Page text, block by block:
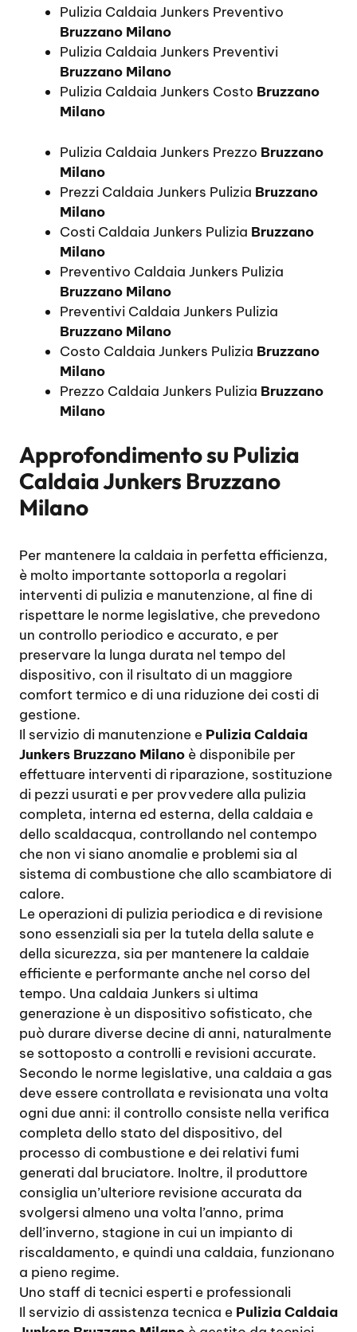
Pulizia Caldaia Junkers Preventivo
Bruzzano Milano
Pulizia Caldaia Junkers Preventivi
Bruzzano Milano
Pulizia Caldaia Junkers Costo Bruzzano
Milano
Pulizia Caldaia Junkers Prezzo Bruzzano
Milano
Prezzi Caldaia Junkers Pulizia Bruzzano
Milano
Costi Caldaia Junkers Pulizia Bruzzano
Milano
Preventivo Caldaia Junkers Pulizia
Bruzzano Milano
Preventivi Caldaia Junkers Pulizia
Bruzzano Milano
Costo Caldaia Junkers Pulizia Bruzzano
Milano
Prezzo Caldaia Junkers Pulizia Bruzzano
Milano
Approfondimento su Pulizia
Caldaia Junkers Bruzzano
Milano
Per mantenere la caldaia in perfetta efficienza,
è molto importante sottoporla a regolari
interventi di pulizia e manutenzione, al fine di
rispettare le norme legislative, che prevedono
un controllo periodico e accurato, e per
preservare la lunga durata nel tempo del
dispositivo, con il risultato di un maggiore
comfort termico e di una riduzione dei costi di
gestione.
Il servizio di manutenzione e Pulizia Caldaia
Junkers Bruzzano Milano è disponibile per
effettuare interventi di riparazione, sostituzione
di pezzi usurati e per provvedere alla pulizia
completa, interna ed esterna, della caldaia e
dello scaldacqua, controllando nel contempo
che non vi siano anomalie e problemi sia al
sistema di combustione che allo scambiatore di
calore.
Le operazioni di pulizia periodica e di revisione
sono essenziali sia per la tutela della salute e
della sicurezza, sia per mantenere la caldaie
efficiente e performante anche nel corso del
tempo. Una caldaia Junkers si ultima
generazione è un dispositivo sofisticato, che
può durare diverse decine di anni, naturalmente
se sottoposto a controlli e revisioni accurate.
Secondo le norme legislative, una caldaia a gas
deve essere controllata e revisionata una volta
ogni due anni: il controllo consiste nella verifica
completa dello stato del dispositivo, del
processo di combustione e dei relativi fumi
generati dal bruciatore. Inoltre, il produttore
consiglia un’ulteriore revisione accurata da
svolgersi almeno una volta l’anno, prima
dell’inverno, stagione in cui un impianto di
riscaldamento, e quindi una caldaia, funzionano
a pieno regime.
Uno staff di tecnici esperti e professionali
Il servizio di assistenza tecnica e Pulizia Caldaia